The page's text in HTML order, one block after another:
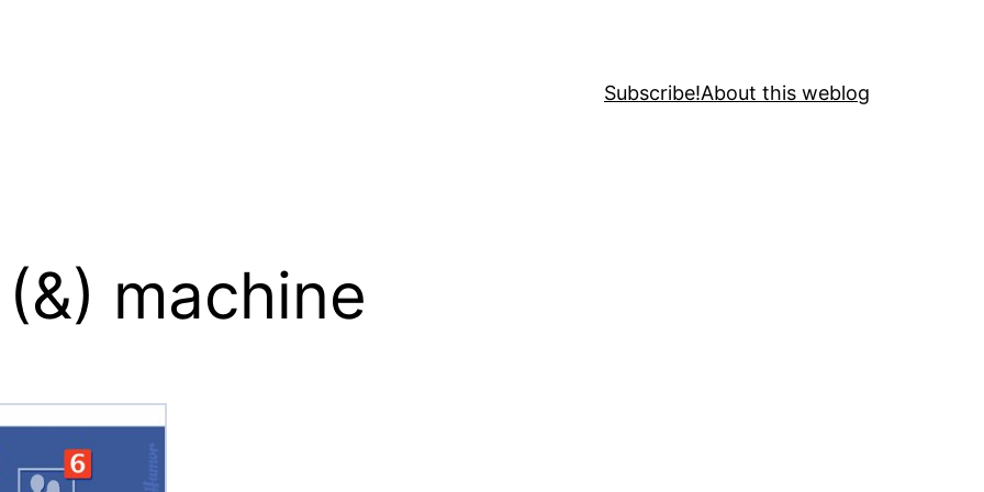
Subscribe!About this weblog
machine